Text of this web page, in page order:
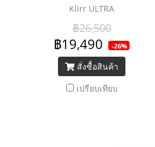
Klirr ULTRA
฿26,500
฿19,490 -26%
สั่งซื้อสินค้า
เปรียบเทียบ